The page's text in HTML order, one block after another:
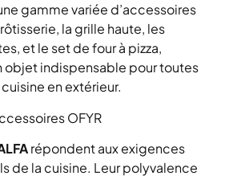
gamme variée d’accessoires
la grille haute, les
et le set de four à pizza,
objet indispensable pour toutes
en extérieur.
OFYR
répondent aux exigences
de la cuisine. Leur polyvalence